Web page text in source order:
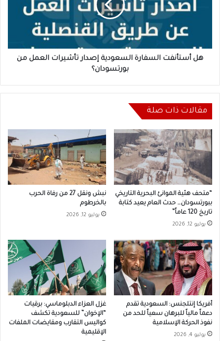
بورتسودان؟
هل أستأنفت السفارة السعودية إصدار تأشيرات العمل من
بورتسودان؟
مقالات ذات صلة
“متحف هئية الموانئ البحرية التاريخي
ببورتسودان… حدث العام يعيد كتابة
تاريخ 120 عاماً”
يوليو 12, 2026
نبش ونقل 27 من رفاة الحرب
بالخرطوم
يوليو 12, 2026
أفريكا إنتلجنس: السعودية تقدم
دعماً مالياً للبرهان سعياً للحد من
نفوذ الحركة الإسلامية
يوليو 4, 2026
غزل العزاء الدبلوماسي: برقيات
“الإخوان” للسعودية تكشف
كواليس التقارب ومقايضات الملفات
الإقليمية